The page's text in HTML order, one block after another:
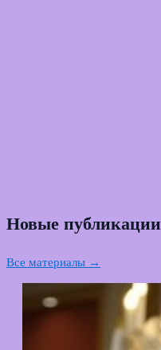
Новые публикации
Все материалы →